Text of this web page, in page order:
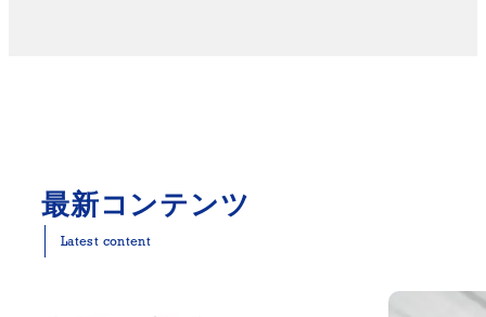
最新コンテンツ
Latest content